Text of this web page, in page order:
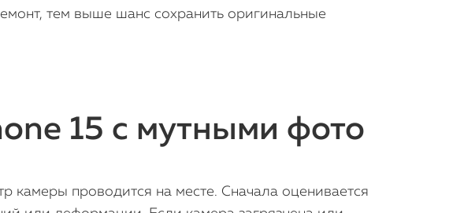
тем выше шанс сохранить оригинальные
15 с мутными фото
камеры проводится на месте. Сначала оценивается